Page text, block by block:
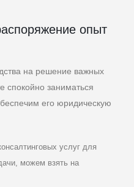
опыт
на решение важных
спокойно заниматься
его юридическую
услуг для
можем взять на